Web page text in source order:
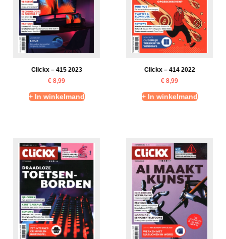
Clickx – 415 2023
€ 8,99
+ In winkelmand
Clickx – 414 2022
€ 8,99
+ In winkelmand